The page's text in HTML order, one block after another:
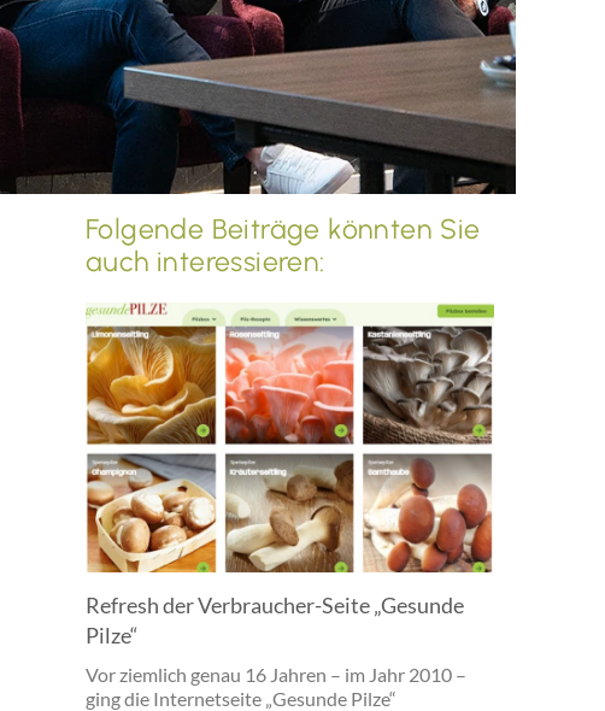
Folgende Beiträge könnten Sie
auch interessieren:
Refresh der Verbraucher-Seite „Gesunde
Pilze“
Vor ziemlich genau 16 Jahren – im Jahr 2010 –
ging die Internetseite „Gesunde Pilze“